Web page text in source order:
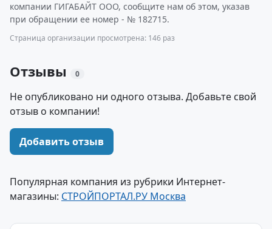
компании ГИГАБАЙТ ООО, сообщите нам об этом, указав
при обращении ее номер - № 182715.
Страница организации просмотрена: 146 раз
Отзывы 0
Не опубликовано ни одного отзыва. Добавьте свой
отзыв о компании!
Добавить отзыв
Популярная компания из рубрики Интернет-
магазины: СТРОЙПОРТАЛ.РУ Москва